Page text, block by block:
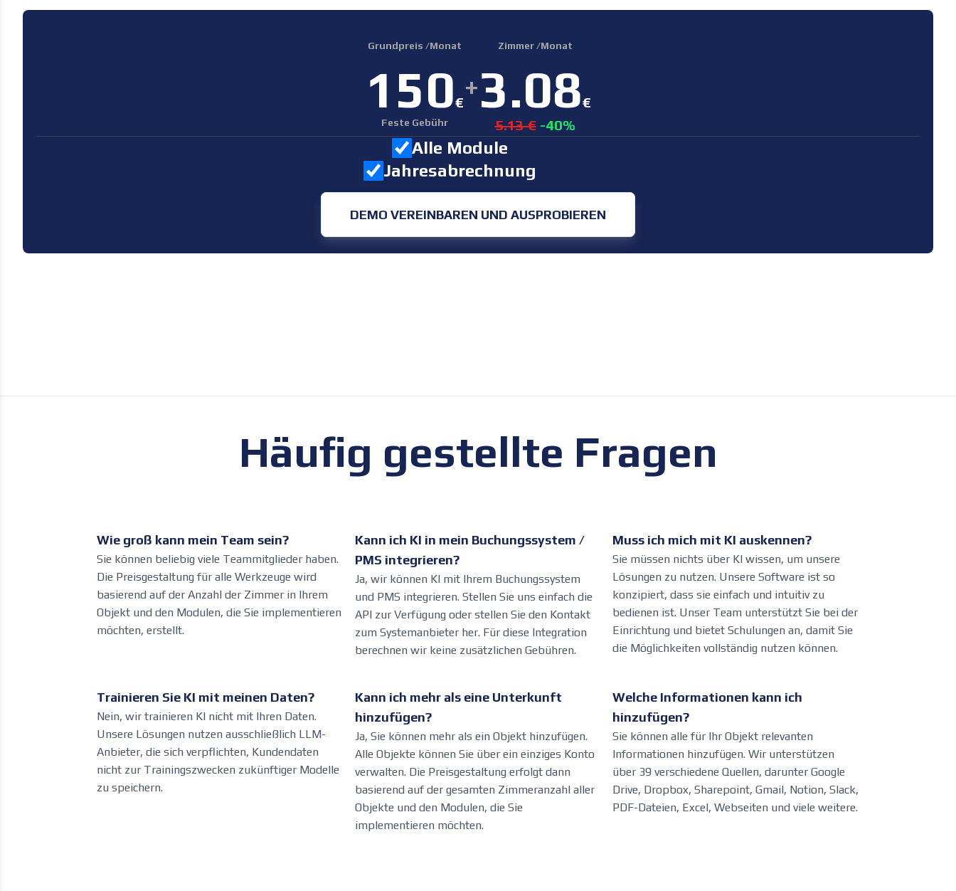
Grundpreis /Monat
150€
Feste Gebühr
+
Zimmer /Monat
3.08€
5.13 € -40%
Alle Module
Jahresabrechnung
DEMO VEREINBAREN UND AUSPROBIEREN
Häufig gestellte Fragen
Wie groß kann mein Team sein?
Sie können beliebig viele Teammitglieder haben.
Die Preisgestaltung für alle Werkzeuge wird
basierend auf der Anzahl der Zimmer in Ihrem
Objekt und den Modulen, die Sie implementieren
möchten, erstellt.
Kann ich KI in mein Buchungssystem /
PMS integrieren?
Ja, wir können KI mit Ihrem Buchungssystem
und PMS integrieren. Stellen Sie uns einfach die
API zur Verfügung oder stellen Sie den Kontakt
zum Systemanbieter her. Für diese Integration
berechnen wir keine zusätzlichen Gebühren.
Muss ich mich mit KI auskennen?
Sie müssen nichts über KI wissen, um unsere
Lösungen zu nutzen. Unsere Software ist so
konzipiert, dass sie einfach und intuitiv zu
bedienen ist. Unser Team unterstützt Sie bei der
Einrichtung und bietet Schulungen an, damit Sie
die Möglichkeiten vollständig nutzen können.
Trainieren Sie KI mit meinen Daten?
Nein, wir trainieren KI nicht mit Ihren Daten.
Unsere Lösungen nutzen ausschließlich LLM-
Anbieter, die sich verpflichten, Kundendaten
nicht zur Trainingszwecken zukünftiger Modelle
zu speichern.
Kann ich mehr als eine Unterkunft
hinzufügen?
Ja, Sie können mehr als ein Objekt hinzufügen.
Alle Objekte können Sie über ein einziges Konto
verwalten. Die Preisgestaltung erfolgt dann
basierend auf der gesamten Zimmeranzahl aller
Objekte und den Modulen, die Sie
implementieren möchten.
Welche Informationen kann ich
hinzufügen?
Sie können alle für Ihr Objekt relevanten
Informationen hinzufügen. Wir unterstützen
über 39 verschiedene Quellen, darunter Google
Drive, Dropbox, Sharepoint, Gmail, Notion, Slack,
PDF-Dateien, Excel, Webseiten und viele weitere.